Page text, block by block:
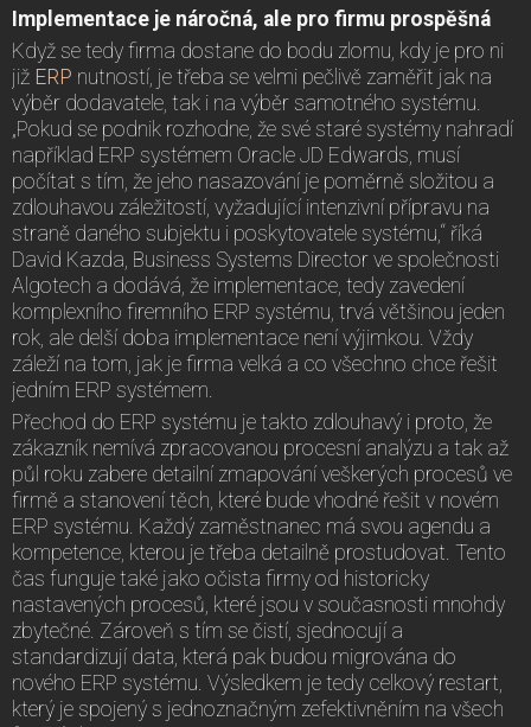
Implementace je náročná, ale pro firmu prospěšná
Když se tedy firma dostane do bodu zlomu, kdy je pro ni
již ERP nutností, je třeba se velmi pečlivě zaměřit jak na
výběr dodavatele, tak i na výběr samotného systému.
„Pokud se podnik rozhodne, že své staré systémy nahradí
například ERP systémem Oracle JD Edwards, musí
počítat s tím, že jeho nasazování je poměrně složitou a
zdlouhavou záležitostí, vyžadující intenzivní přípravu na
straně daného subjektu i poskytovatele systému,“ říká
David Kazda, Business Systems Director ve společnosti
Algotech a dodává, že implementace, tedy zavedení
komplexního firemního ERP systému, trvá většinou jeden
rok, ale delší doba implementace není výjimkou. Vždy
záleží na tom, jak je firma velká a co všechno chce řešit
jedním ERP systémem.
Přechod do ERP systému je takto zdlouhavý i proto, že
zákazník nemívá zpracovanou procesní analýzu a tak až
půl roku zabere detailní zmapování veškerých procesů ve
firmě a stanovení těch, které bude vhodné řešit v novém
ERP systému. Každý zaměstnanec má svou agendu a
kompetence, kterou je třeba detailně prostudovat. Tento
čas funguje také jako očista firmy od historicky
nastavených procesů, které jsou v současnosti mnohdy
zbytečné. Zároveň s tím se čistí, sjednocují a
standardizují data, která pak budou migrována do
nového ERP systému. Výsledkem je tedy celkový restart,
který je spojený s jednoznačným zefektivněním na všech